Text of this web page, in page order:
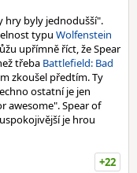
hry byly jednodušší".
typu Wolfenstein
upřímně říct, že Spear
třeba Battlefield: Bad
zkoušel předtím. Ty
ostatní je jen
awesome". Spear of
je hrou
+22